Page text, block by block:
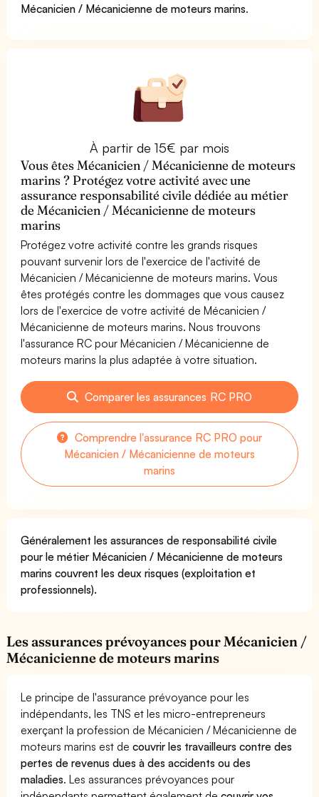
Mécanicien / Mécanicienne de moteurs marins.
À partir de 15€ par mois
Vous êtes Mécanicien / Mécanicienne de moteurs
marins ? Protégez votre activité avec une
assurance responsabilité civile dédiée au métier
de Mécanicien / Mécanicienne de moteurs
marins
Protégez votre activité contre les grands risques
pouvant survenir lors de l'exercice de l'activité de
Mécanicien / Mécanicienne de moteurs marins. Vous
êtes protégés contre les dommages que vous causez
lors de l'exercice de votre activité de Mécanicien /
Mécanicienne de moteurs marins. Nous trouvons
l'assurance RC pour Mécanicien / Mécanicienne de
moteurs marins la plus adaptée à votre situation.
Comparer les assurances RC PRO
Comprendre l'assurance RC PRO pour
Mécanicien / Mécanicienne de moteurs
marins
Généralement les assurances de responsabilité civile
pour le métier Mécanicien / Mécanicienne de moteurs
marins couvrent les deux risques (exploitation et
professionnels).
Les assurances prévoyances pour Mécanicien /
Mécanicienne de moteurs marins
Le principe de l'assurance prévoyance pour les
indépendants, les TNS et les micro-entrepreneurs
exerçant la profession de Mécanicien / Mécanicienne de
moteurs marins est decouvrir les travailleurs contre des
pertes de revenus dues à des accidents ou des
maladies. Les assurances prévoyances pour